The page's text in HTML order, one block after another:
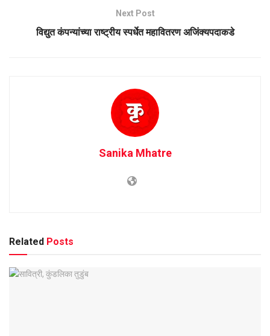
Next Post
विद्युत कंपन्यांच्या राष्ट्रीय स्पर्धेत महावितरण अजिंक्यपदाकडे
Sanika Mhatre
Related Posts